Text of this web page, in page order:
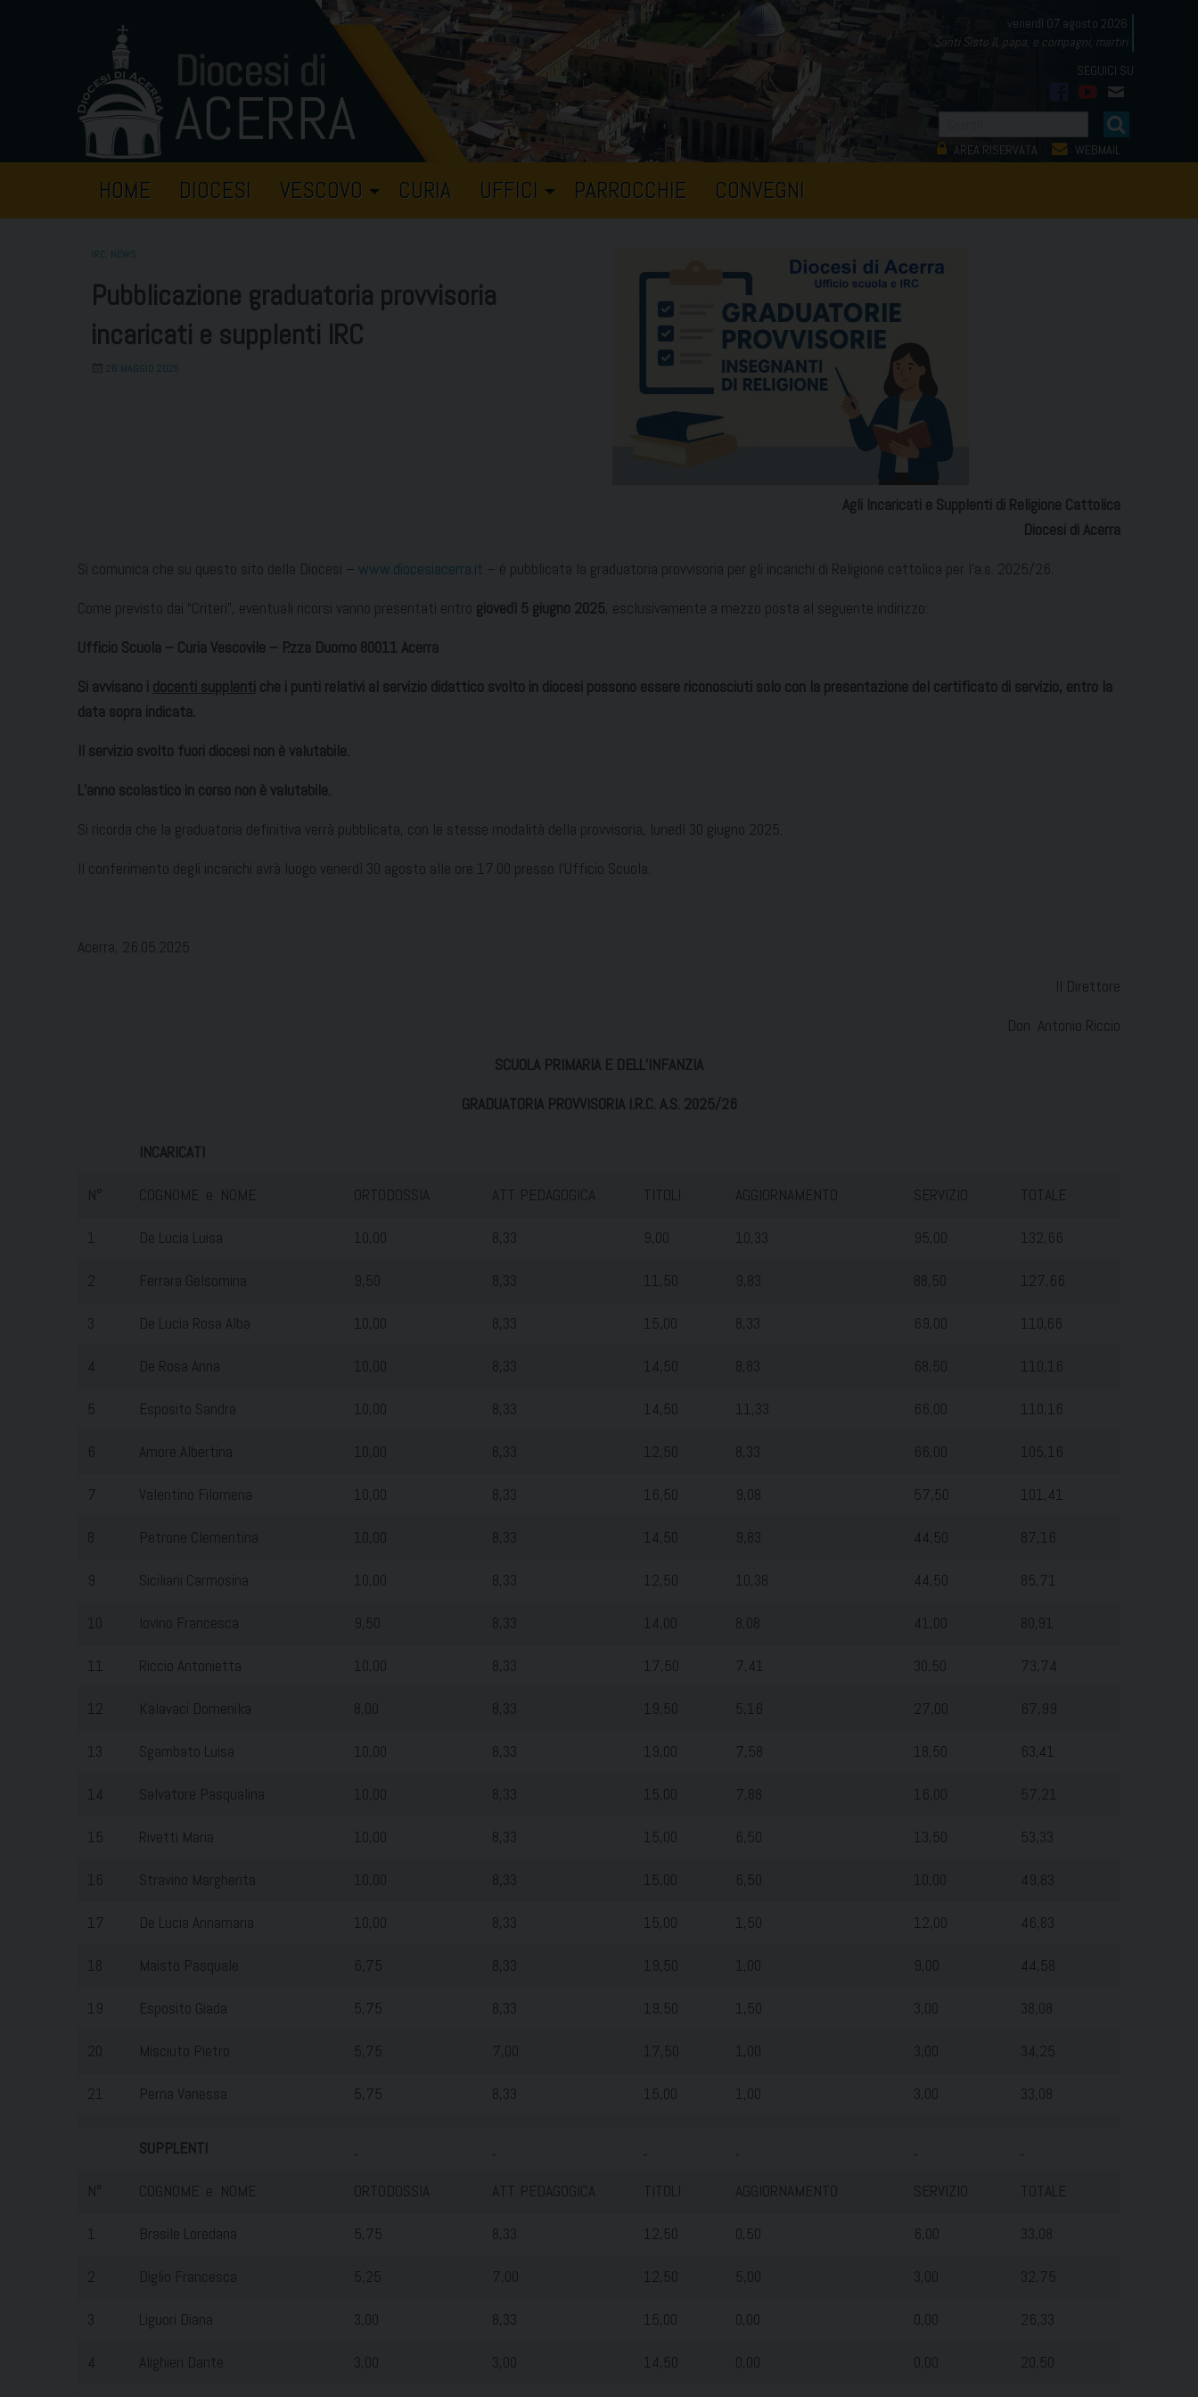
venerdì 07 agosto 2026
Santi Sisto II, papa, e compagni, martiri
facebook
youtube
mail
AREA RISERVATA WEBMAIL
HOME DIOCESI VESCOVO CURIA UFFICI PARROCCHIE CONVEGNI
IRC NEWS
Pubblicazione graduatoria provvisoria
incaricati e supplenti IRC
26 MAGGIO 2025
Agli Incaricati e Supplenti di Religione Cattolica
Diocesi di Acerra
Si comunica che su questo sito della Diocesi – www.diocesiacerra.it – è pubblicata la graduatoria provvisoria per gli incarichi di Religione cattolica per l’a.s. 2025/26.
Come previsto dai “Criteri”, eventuali ricorsi vanno presentati entro giovedì 5 giugno 2025, esclusivamente a mezzo posta al seguente indirizzo:
Ufficio Scuola – Curia Vescovile – P.zza Duomo 80011 Acerra
Si avvisano i docenti supplenti che i punti relativi al servizio didattico svolto in diocesi possono essere riconosciuti solo con la presentazione del certificato di servizio, entro la
data sopra indicata.
Il servizio svolto fuori diocesi non è valutabile.
L’anno scolastico in corso non è valutabile.
Si ricorda che la graduatoria definitiva verrà pubblicata, con le stesse modalità della provvisoria, lunedì 30 giugno 2025.
Il conferimento degli incarichi avrà luogo venerdì 30 agosto alle ore 17.00 presso l’Ufficio Scuola.
Acerra, 26.05.2025
Il Direttore
Don Antonio Riccio
SCUOLA PRIMARIA E DELL’INFANZIA
GRADUATORIA PROVVISORIA I.R.C. A.S. 2025/26
INCARICATI
N° COGNOME e NOME ORTODOSSIA ATT. PEDAGOGICA TITOLI AGGIORNAMENTO SERVIZIO TOTALE
1 De Lucia Luisa 10,00 8,33 9,00 10,33 95,00 132,66
2 Ferrara Gelsomina 9,50 8,33 11,50 9,83 88,50 127,66
3 De Lucia Rosa Alba 10,00 8,33 15,00 8,33 69,00 110,66
4 De Rosa Anna 10,00 8,33 14,50 8,83 68,50 110,16
5 Esposito Sandra 10,00 8,33 14,50 11,33 66,00 110,16
6 Amore Albertina 10,00 8,33 12,50 8,33 66,00 105,16
7 Valentino Filomena 10,00 8,33 16,50 9,08 57,50 101,41
8 Petrone Clementina 10,00 8,33 14,50 9,83 44,50 87,16
9 Siciliani Carmosina 10,00 8,33 12,50 10,38 44,50 85,71
10 Iovino Francesca 9,50 8,33 14,00 8,08 41,00 80,91
11 Riccio Antonietta 10,00 8,33 17,50 7,41 30,50 73,74
12 Kalavaci Domenika 8,00 8,33 19,50 5,16 27,00 67,99
13 Sgambato Luisa 10,00 8,33 19,00 7,58 18,50 63,41
14 Salvatore Pasqualina 10,00 8,33 15,00 7,88 16,00 57,21
15 Rivetti Maria 10,00 8,33 15,00 6,50 13,50 53,33
16 Stravino Margherita 10,00 8,33 15,00 6,50 10,00 49,83
17 De Lucia Annamaria 10,00 8,33 15,00 1,50 12,00 46,83
18 Maisto Pasquale 6,75 8,33 19,50 1,00 9,00 44,58
19 Esposito Giada 5,75 8,33 19,50 1,50 3,00 38,08
20 Misciuto Pietro 5,75 7,00 17,50 1,00 3,00 34,25
21 Perna Vanessa 5,75 8,33 15,00 1,00 3,00 33,08
SUPPLENTI
N° COGNOME e NOME ORTODOSSIA ATT. PEDAGOGICA TITOLI AGGIORNAMENTO SERVIZIO TOTALE
1 Brasile Loredana 5,75 8,33 12,50 0,50 6,00 33,08
2 Diglio Francesca 5,25 7,00 12,50 5,00 3,00 32,75
3 Liguori Diana 3,00 8,33 15,00 0,00 0,00 26,33
4 Alighieri Dante 3,00 3,00 14,50 0,00 0,00 20,50